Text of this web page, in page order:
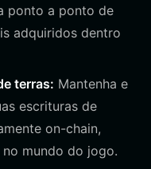
ponto a ponto de
adquiridos dentro
terras: Mantenha e
escrituras de
on-chain,
mundo do jogo.